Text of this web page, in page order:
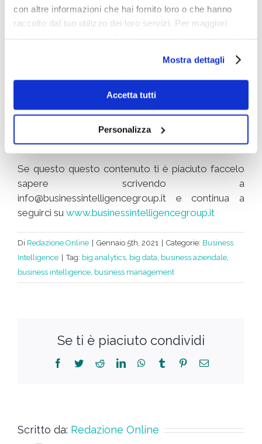
con altre informazioni che hai fornito loro o che hanno
raccolto dal tuo utilizzo dei loro servizi. Per maggiori
Mostra dettagli
Accetta tutti
Personalizza
Il data analyst è un professionista molto ricercato
e assicurazioni, passando per e-commerce e GDO,
media e comunicazione, trasporti e logistica, fino a
industria e Pubblica Amministrazione.
Inoltre può lavorare anche come dipendente o
collaboratore per le numerosesocietà
specializzate in Business Intelligence
Transformation.
Se questo questo contenuto ti è piaciuto faccelo
sapere scrivendo a
info@businessintelligencegroup.it e continua a
seguirci su www.businessintelligencegroup.it
Di Redazione Online Gennaio 5th, 2021 Categorie: Business
Intelligence
Tag: big analytics big data business aziendale
business intelligence business management
Se ti è piaciuto condividi
Scritto da: Redazione Online